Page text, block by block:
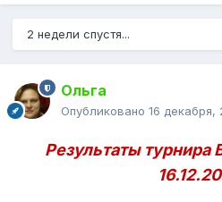
2 недели спустя...
Ольга
Опубликовано 16 декабря,
Результаты турнира